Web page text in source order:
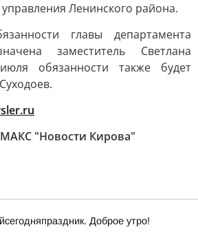
Ленинского района.
главы департамента
заместитель Светлана
обязанности также будет
"Новости Кирова"
Доброе утро!